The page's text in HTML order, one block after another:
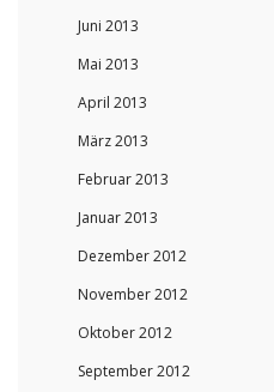
Juni 2013
Mai 2013
April 2013
März 2013
Februar 2013
Januar 2013
Dezember 2012
November 2012
Oktober 2012
September 2012